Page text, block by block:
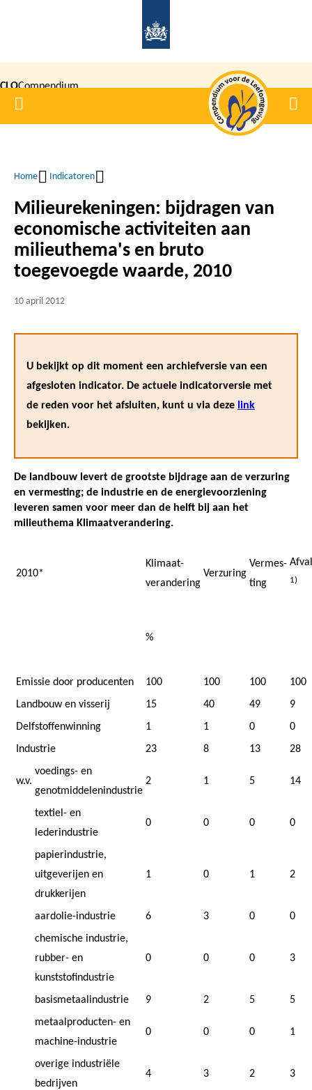
inhoud
gaan
CLOCompendium
voor de
Home
Kruimelpad
Home Indicatoren
Milieurekeningen: bijdragen van
economische activiteiten aan
milieuthema's en bruto
toegevoegde waarde, 2010
10 april 2012
U bekijkt op dit moment een archiefversie van een
afgesloten indicator. De actuele indicatorversie met
de reden voor het afsluiten, kunt u via deze link
bekijken.
De landbouw levert de grootste bijdrage aan de verzuring
en vermesting; de industrie en de energievoorziening
leveren samen voor meer dan de helft bij aan het
milieuthema Klimaatverandering.
2010*
Klimaat-
verandering
Verzuring
Vermes-
ting
Afval
1)
%
Emissie door producenten 100 100 100
100
Landbouw en visserij
15 40 49
9
Delfstoffenwinning
1 1 0
0
Industrie
23 8 13 28
w.v.
voedings- en
genotmiddelenindustrie
2 1 5 14
textiel- en
lederindustrie
0 0 0 0
papierindustrie,
uitgeverijen en
drukkerijen
1 0 1 2
aardolie-industrie 6 3 0
0
chemische industrie,
rubber- en
kunststofindustrie
0 0 0 3
basismetaalindustrie 9 2 5
5
metaalproducten- en
machine-industrie
0 0 0 1
overige industriële
bedrijven
4 3 2 3